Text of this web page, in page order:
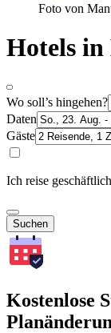
Foto von
Hotels in
Wo soll’s hingehen?
Daten
Gäste
Ich reise geschäftlich
Suchen
Kostenlose